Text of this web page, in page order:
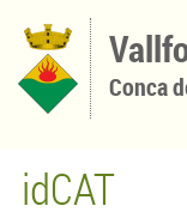
Conca
idCAT